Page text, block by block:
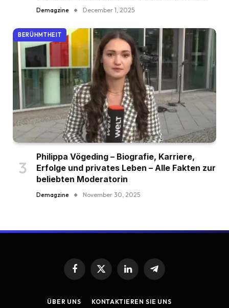
Demagzine December 1, 2025
BERÜHMTHEIT
Philippa Vögeding – Biografie, Karriere,
Erfolge und privates Leben – Alle Fakten zur
beliebten Moderatorin
Demagzine November 30, 2025
Facebook
X
(Twitter)
LinkedInTelegram
ÜBER UNS KONTAKTIEREN SIE UNS